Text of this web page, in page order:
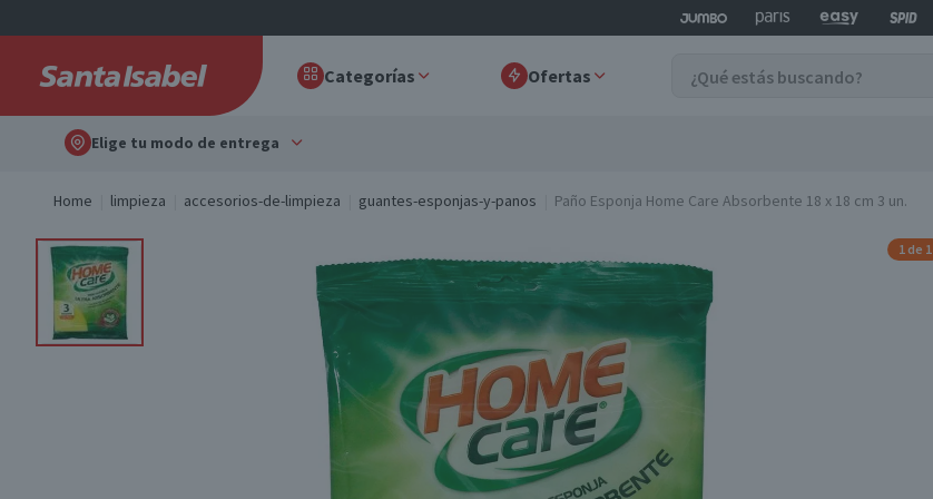
Categorías Ofertas
Elige tu modo de entrega
Home limpieza accesorios-de-limpieza guantes-esponjas-y-panos Paño Esponja Home Care Absorbente 18 x 18 cm 3 un.
1 de 1